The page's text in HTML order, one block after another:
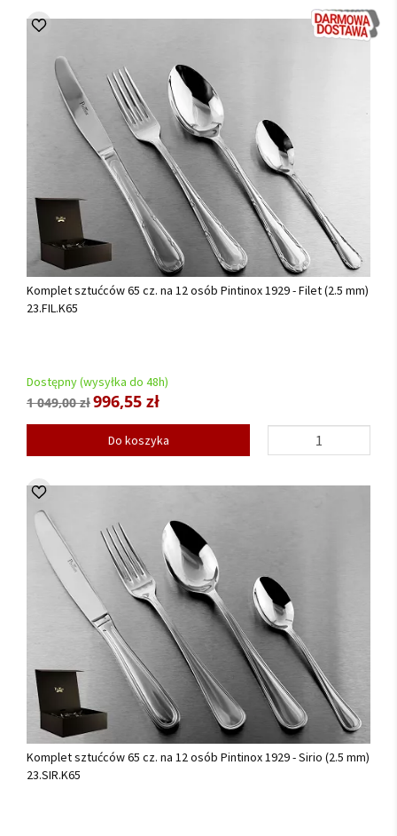
Komplet sztućców 65 cz. na 12 osób Pintinox 1929 - Filet (2.5 mm)
23.FIL.K65
Dostępny (wysyłka do 48h)
1 049,00 zł996,55 zł
Do koszyka
Komplet sztućców 65 cz. na 12 osób Pintinox 1929 - Sirio (2.5 mm)
23.SIR.K65